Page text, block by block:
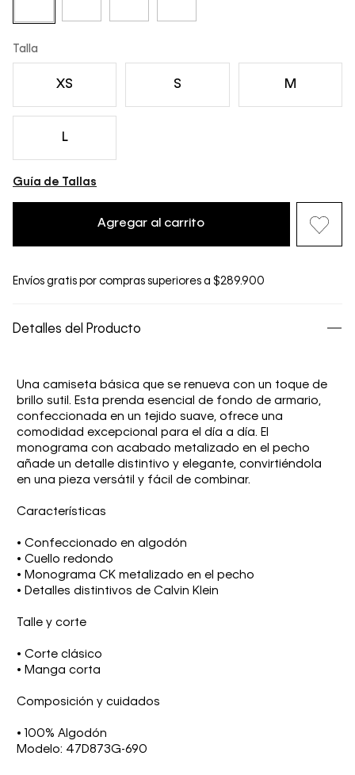
Talla
XS S M
L
Guía de Tallas
Agregar al carrito
Envíos gratis por compras superiores a $289.900
Detalles del Producto
Una camiseta básica que se renueva con un toque de
brillo sutil. Esta prenda esencial de fondo de armario,
confeccionada en un tejido suave, ofrece una
comodidad excepcional para el día a día. El
monograma con acabado metalizado en el pecho
añade un detalle distintivo y elegante, convirtiéndola
en una pieza versátil y fácil de combinar.
Características
• Confeccionado en algodón
• Cuello redondo
• Monograma CK metalizado en el pecho
• Detalles distintivos de Calvin Klein
Talle y corte
• Corte clásico
• Manga corta
Composición y cuidados
• 100% Algodón
Modelo: 47D873G-690